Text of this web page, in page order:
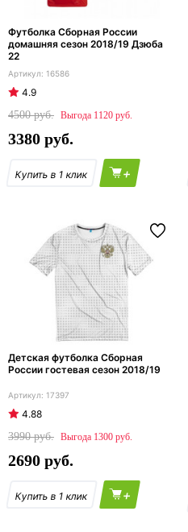
Футболка Сборная России
домашняя сезон 2018/19 Дзюба
22
16586
4.9
4500
1120
3380
+
Детская футболка Сборная
России гостевая сезон 2018/19
17397
4.88
3990
1300
2690
+